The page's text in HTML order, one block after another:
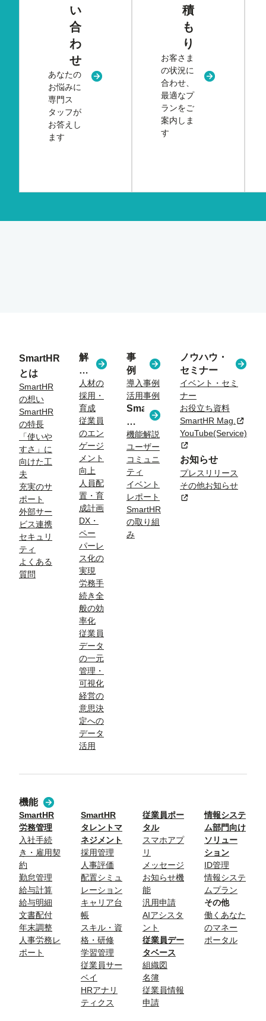
い
合
わ
せ
あなたの
お悩みに
専門ス
タッフが
お答えし
ます
新規タブまたはウィンドウで開く
積
も
り
お客さま
の状況に
合わせ、
最適なプ
ランをご
案内しま
す
新規タブま
SmartHR
とは
SmartHR
の想い
SmartHR
の特長
「使いや
すさ」に
向けた工
夫
充実のサ
ポート
外部サー
ビス連携
セキュリ
ティ
よくある
質問
解
決
す
る
課
題
人材の
採用・
育成
従業員
のエン
ゲージ
メント
向上
人員配
置・育
成計画
DX・
ペー
パーレ
ス化の
実現
労務手
続き全
般の効
率化
従業員
データ
の一元
管理・
可視化
経営の
意思決
定への
データ
活用
事
例
導入事例
活用事例
SmartHR
コ
ラ
ム
機能解説
ユーザー
コミュニ
ティ
イベント
レポート
SmartHR
の取り組
み
ノウハウ・
セミナー
イベント・セミ
ナー
お役立ち資料
SmartHR Mag. 新規タ
YouTube(Service)
新規タブまたはウィン
お知らせ
プレスリリース
その他お知らせ
新規タブまたはウィン
機能
SmartHR
労務管理
入社手続
き・雇用契
約
勤怠管理
給与計算
給与明細
文書配付
年末調整
人事労務レ
ポート
SmartHR
タレントマ
ネジメント
採用管理
人事評価
配置シミュ
レーション
キャリア台
帳
スキル・資
格・研修
学習管理
従業員サー
ベイ
HRアナリ
ティクス
従業員ポー
タル
スマホアプ
リ
メッセージ
お知らせ機
能
汎用申請
AIアシスタ
ント
従業員デー
タベース
組織図
名簿
従業員情報
申請
情報システ
ム部門向け
ソリュー
ション
ID管理
情報システ
ムプラン
その他
働くあなた
のマネー
ポータル